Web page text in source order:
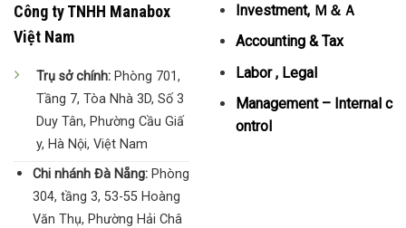
Công ty TNHH Manabox
Việt Nam
Trụ sở chính: Phòng 701,
Tầng 7, Tòa Nhà 3D, Số 3
Duy Tân, Phường Cầu Giấ
y, Hà Nội, Việt Nam
Chi nhánh Đà Nẵng:Phòng
304, tầng 3, 53-55 Hoàng
Văn Thụ, Phường Hải Châ
Investment, Ｍ＆Ａ
Accounting & Tax
Labor , Legal
Management – Internal c
ontrol